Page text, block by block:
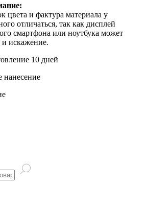
цвета и фактура материала у
отличаться, так как дисплей
смартфона или ноутбука может
и искажение.
10 дней
нанесение